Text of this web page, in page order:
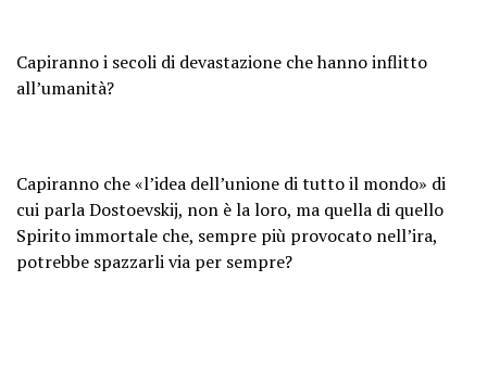
Capiranno i secoli di devastazione che hanno inflitto
all’umanità?
Capiranno che «l’idea dell’unione di tutto il mondo» di
cui parla Dostoevskij, non è la loro, ma quella di quello
Spirito immortale che, sempre più provocato nell’ira,
potrebbe spazzarli via per sempre?